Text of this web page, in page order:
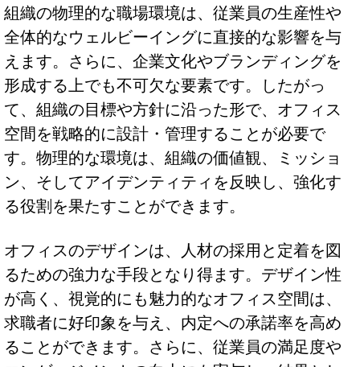
組織の物理的な職場環境は、従業員の生産性や
全体的なウェルビーイングに直接的な影響を与
えます。さらに、企業文化やブランディングを
形成する上でも不可欠な要素です。したがっ
て、組織の目標や方針に沿った形で、オフィス
空間を戦略的に設計・管理することが必要で
す。物理的な環境は、組織の価値観、ミッショ
ン、そしてアイデンティティを反映し、強化す
る役割を果たすことができます。
オフィスのデザインは、人材の採用と定着を図
るための強力な手段となり得ます。デザイン性
が高く、視覚的にも魅力的なオフィス空間は、
求職者に好印象を与え、内定への承諾率を高め
ることができます。さらに、従業員の満足度や